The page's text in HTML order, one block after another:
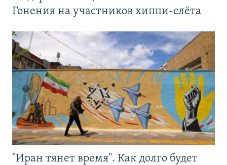
Гонения на участников хиппи-слёта
"Иран тянет время". Как долго будет